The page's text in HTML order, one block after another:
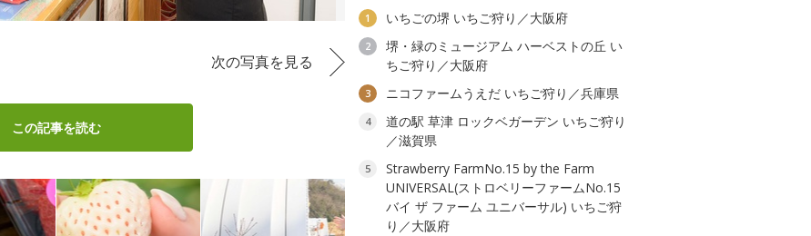
次の写真を見る
この記事を読む
1 いちごの堺 いちご狩り／大阪府
2
堺・緑のミュージアム ハーベストの丘 い
ちご狩り／大阪府
3 ニコファームうえだ いちご狩り／兵庫県
4
道の駅 草津 ロックベガーデン いちご狩り
／滋賀県
5
Strawberry FarmNo.15 by the Farm
UNIVERSAL(ストロベリーファームNo.15
バイ ザ ファーム ユニバーサル) いちご狩
り／大阪府